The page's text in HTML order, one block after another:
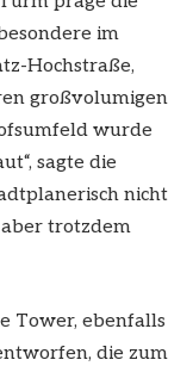
im
Hochstraße,
großvolumigen
wurde
sagte die
nicht
aber trotzdem
Tower, ebenfalls
die zum